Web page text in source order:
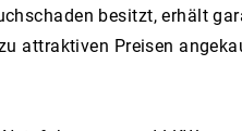
besitzt, erhält
attraktiven Preisen